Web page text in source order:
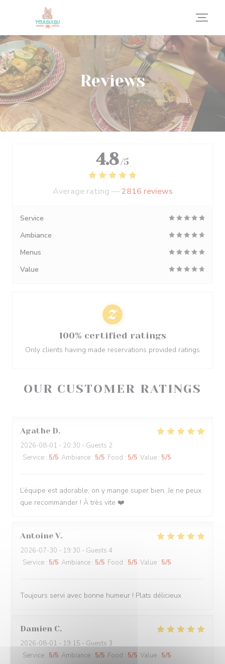
Personalizing your cookie choices
Reviews
OUR CUSTOMER RATINGS
Agathe D
2026-08-01 - 20:30 - Guests 2
Service : 5/5 Ambiance : 5/5 Food : 5/5 Value : 5/5
L’équipe est adorable, on y mange super bien. Je ne peux
que recommander ! À très vite ❤️
Antoine V
2026-07-30 - 19:30 - Guests 4
Service : 5/5 Ambiance : 5/5 Food : 5/5 Value : 5/5
Toujours servi avec bonne humeur ! Plats délicieux
Damien C
2026-08-01 - 19:15 - Guests 3
Service : 5/5 Ambiance : 5/5 Food : 5/5 Value : 5/5
4.8 /5
Average rating —2816 reviews
Service
Ambiance
Menus
Value
100% certified ratings
Only clients having made reservations provided ratings